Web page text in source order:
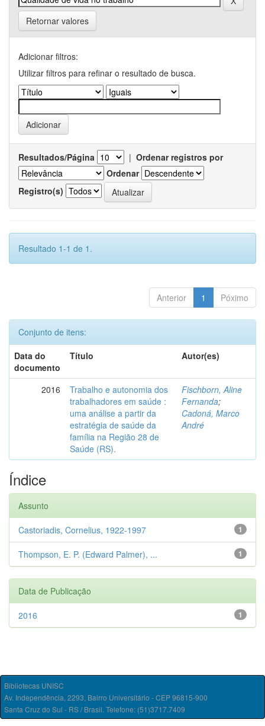
Retornar valores
Adicionar filtros:
Utilizar filtros para refinar o resultado de busca.
Resultados/Página | Ordenar registros por
Ordenar
Registro(s)
Resultado 1-1 de 1.
Anterior 1 Póximo
Conjunto de itens:
Data do
documento
Título Autor(es)
2016
Trabalho e autonomia dos
trabalhadores em saúde :
uma análise a partir da
estratégia de saúde da
família na Região 28 de
Saúde (RS).
Fischborn, Aline
Fernanda;
Cadoná, Marco
André
Índice
Assunto
1
Castoriadis, Cornelius, 1922-1997
1
Thompson, E. P. (Edward Palmer), ...
Data de Publicação
1
2016
Bibliotecas UNISC
Av. Independência, 2293, Bairro Universitário - CEP 96815-900
Santa Cruz do Sul - RS / Brasil. Telefone: (51)3717.7409